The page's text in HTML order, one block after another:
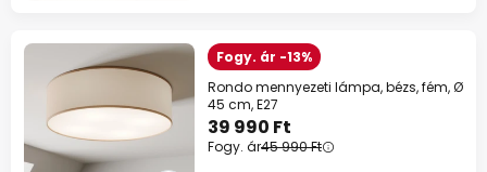
Fogy. ár -13%
Rondo mennyezeti lámpa, bézs, fém, Ø
45 cm, E27
39 990 Ft
Fogy. ár45 990 Ft